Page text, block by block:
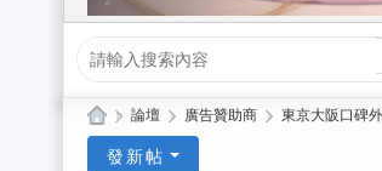
» 論壇 › 廣告贊助商 › 東京大阪口碑
發新帖